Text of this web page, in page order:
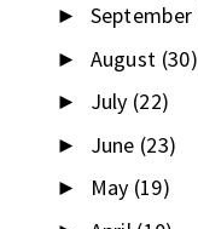
► September
► August (30)
► July (22)
► June (23)
► May (19)